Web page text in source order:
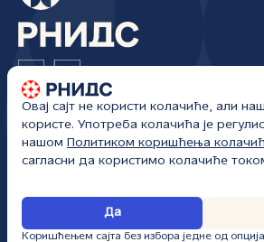
Регистар националног интернет
Жоржа Клемансоа 18а/I
Београд, Србија
РНИДС • Сва права задржана •
Овај сајт не користи колачиће, али
користе. Употреба колачића је
нашом Политиком коришћења
сагласни да користимо колачиће
Да
Коришћењем сајта без избора једне од